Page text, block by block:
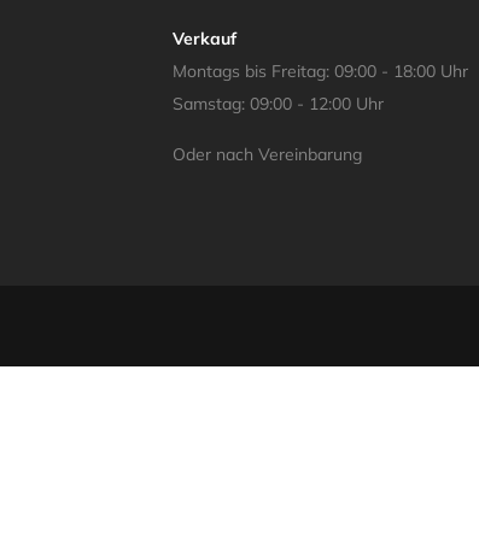
Verkauf
Montags bis Freitag: 09:00 - 18:00 Uhr
Samstag: 09:00 - 12:00 Uhr
Oder nach Vereinbarung